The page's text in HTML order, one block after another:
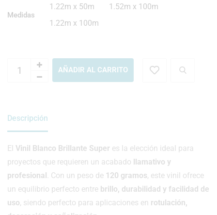
Medidas
1.22m x 50m
1.52m x 100m
1.22m x 100m
AÑADIR AL CARRITO
Descripción
El Vinil Blanco Brillante Super es la elección ideal para
proyectos que requieren un acabado llamativo y
profesional . Con un peso de 120 gramos, este vinil ofrece
un equilibrio perfecto entre brillo, durabilidad y facilidad de
uso, siendo perfecto para aplicaciones en rotulación,